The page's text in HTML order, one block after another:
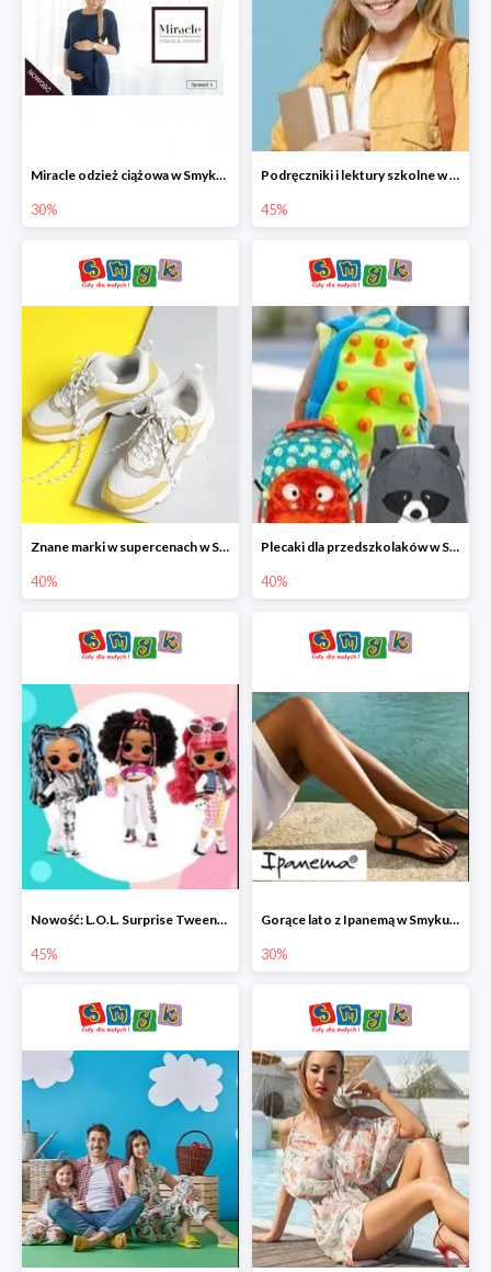
Miracle odzież ciążowa w Smyku co -30%
30%
Podręczniki i lektury szkolne w Smyku do -45%
45%
Znane marki w supercenach w Smyku - buty do -40%
40%
Plecaki dla przedszkolaków w Smyku do -40%
40%
Nowość: L.O.L. Surprise Tweens Doll w Smyku do -45%
45%
Gorące lato z Ipanemą w Smyku do -30%
30%